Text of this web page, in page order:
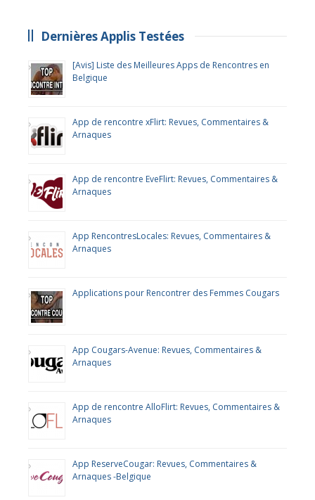
Dernières Applis Testées
[Avis] Liste des Meilleures Apps de Rencontres en
Belgique
App de rencontre xFlirt: Revues, Commentaires &
Arnaques
App de rencontre EveFlirt: Revues, Commentaires &
Arnaques
App RencontresLocales: Revues, Commentaires &
Arnaques
Applications pour Rencontrer des Femmes Cougars
App Cougars-Avenue: Revues, Commentaires &
Arnaques
App de rencontre AlloFlirt: Revues, Commentaires &
Arnaques
App ReserveCougar: Revues, Commentaires &
Arnaques -Belgique